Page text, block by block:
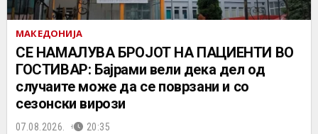
МАКЕДОНИЈА
СЕ НАМАЛУВА БРОЈОТ НА ПАЦИЕНТИ ВО
ГОСТИВАР: Бајрами вели дека дел од
случаите може да се поврзани и со
сезонски вирози
07.08.2026. 20:35